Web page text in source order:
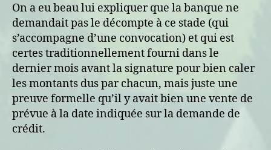
On a eu beau lui expliquer que la banque ne
demandait pas le décompte à ce stade (qui
s’accompagne d’une convocation) et qui est
certes traditionnellement fourni dans le
dernier mois avant la signature pour bien caler
les montants dus par chacun, mais juste une
preuve formelle qu’il y avait bien une vente de
prévue à la date indiquée sur la demande de
crédit.